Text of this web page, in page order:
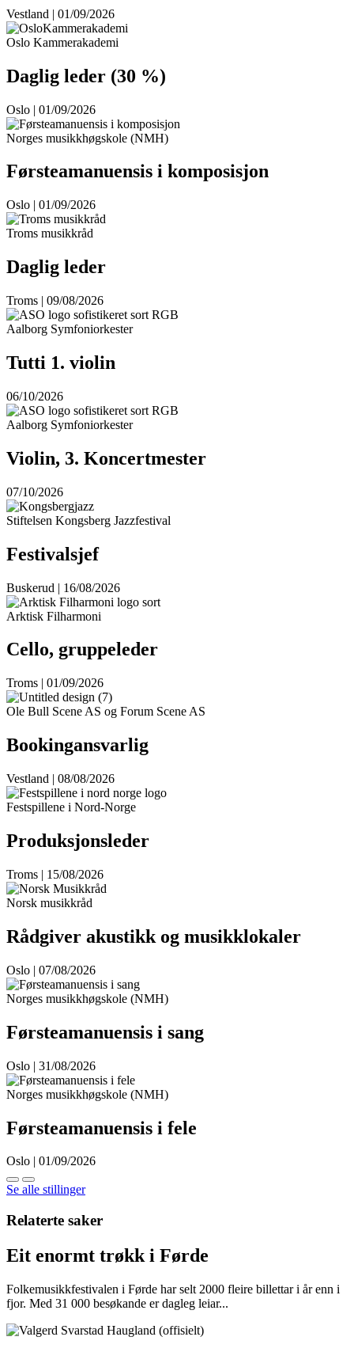
Vestland | 01/09/2026
Oslo Kammerakademi
Daglig leder (30 %)
Oslo | 01/09/2026
Norges musikkhøgskole (NMH)
Førsteamanuensis i komposisjon
Oslo | 01/09/2026
Troms musikkråd
Daglig leder
Troms | 09/08/2026
Aalborg Symfoniorkester
Tutti 1. violin
06/10/2026
Aalborg Symfoniorkester
Violin, 3. Koncertmester
07/10/2026
Stiftelsen Kongsberg Jazzfestival
Festivalsjef
Buskerud | 16/08/2026
Arktisk Filharmoni
Cello, gruppeleder
Troms | 01/09/2026
Ole Bull Scene AS og Forum Scene AS
Bookingansvarlig
Vestland | 08/08/2026
Festspillene i Nord-Norge
Produksjonsleder
Troms | 15/08/2026
Norsk musikkråd
Rådgiver akustikk og musikklokaler
Oslo | 07/08/2026
Norges musikkhøgskole (NMH)
Førsteamanuensis i sang
Oslo | 31/08/2026
Norges musikkhøgskole (NMH)
Førsteamanuensis i fele
Oslo | 01/09/2026
Se alle stillinger
Relaterte saker
Eit enormt trøkk i Førde
Folkemusikkfestivalen i Førde har selt 2000 fleire billettar i år enn i
fjor. Med 31 000 besøkande er dagleg leiar...